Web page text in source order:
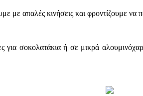
με απαλές κινήσεις και φροντίζουμε
σοκολατάκια ή σε μικρά